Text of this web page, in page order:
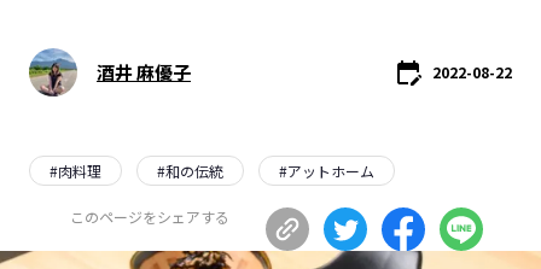
東京23区エリア
神奈川エリア
福井エリア
山梨エリア
長野エリア
岐阜エリア
愛知エリア
酒井 麻優子 2022-08-22
#肉料理 #和の伝統 #アットホーム
このページをシェアする